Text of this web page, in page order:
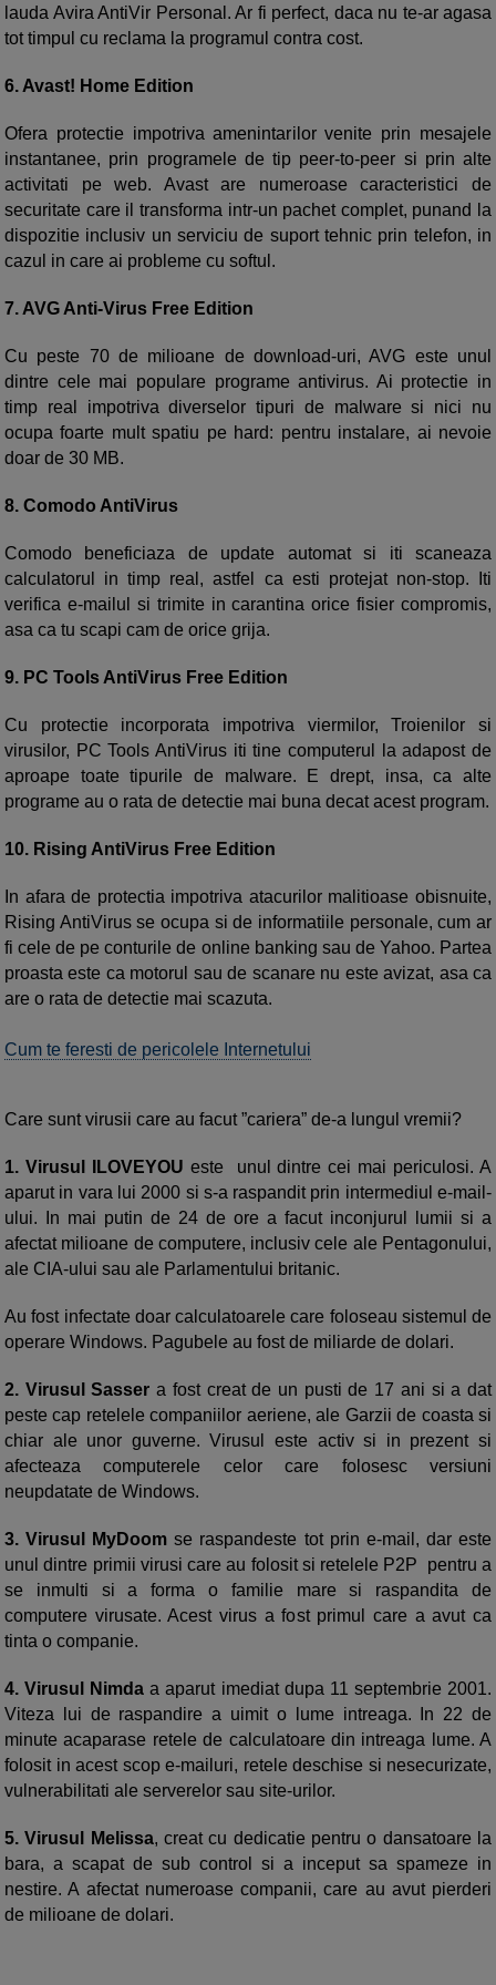
lauda Avira AntiVir Personal. Ar fi perfect, daca nu te-ar agasa
tot timpul cu reclama la programul contra cost.
6. Avast! Home Edition
Ofera protectie impotriva amenintarilor venite prin mesajele
instantanee, prin programele de tip peer-to-peer si prin alte
activitati pe web. Avast are numeroase caracteristici de
securitate care il transforma intr-un pachet complet, punand la
dispozitie inclusiv un serviciu de suport tehnic prin telefon, in
cazul in care ai probleme cu softul.
7. AVG Anti-Virus Free Edition
Cu peste 70 de milioane de download-uri, AVG este unul
dintre cele mai populare programe antivirus. Ai protectie in
timp real impotriva diverselor tipuri de malware si nici nu
ocupa foarte mult spatiu pe hard: pentru instalare, ai nevoie
doar de 30 MB.
8. Comodo AntiVirus
Comodo beneficiaza de update automat si iti scaneaza
calculatorul in timp real, astfel ca esti protejat non-stop. Iti
verifica e-mailul si trimite in carantina orice fisier compromis,
asa ca tu scapi cam de orice grija.
9. PC Tools AntiVirus Free Edition
Cu protectie incorporata impotriva viermilor, Troienilor si
virusilor, PC Tools AntiVirus iti tine computerul la adapost de
aproape toate tipurile de malware. E drept, insa, ca alte
programe au o rata de detectie mai buna decat acest program.
10. Rising AntiVirus Free Edition
In afara de protectia impotriva atacurilor malitioase obisnuite,
Rising AntiVirus se ocupa si de informatiile personale, cum ar
fi cele de pe conturile de online banking sau de Yahoo. Partea
proasta este ca motorul sau de scanare nu este avizat, asa ca
are o rata de detectie mai scazuta.
Cum te feresti de pericolele Internetului
Care sunt virusii care au facut ”cariera” de-a lungul vremii?
1. Virusul ILOVEYOU este unul dintre cei mai periculosi. A
aparut in vara lui 2000 si s-a raspandit prin intermediul e-mail-
ului. In mai putin de 24 de ore a facut inconjurul lumii si a
afectat milioane de computere, inclusiv cele ale Pentagonului,
ale CIA-ului sau ale Parlamentului britanic.
Au fost infectate doar calculatoarele care foloseau sistemul de
operare Windows. Pagubele au fost de miliarde de dolari.
2. Virusul Sasser a fost creat de un pusti de 17 ani si a dat
peste cap retelele companiilor aeriene, ale Garzii de coasta si
chiar ale unor guverne. Virusul este activ si in prezent si
afecteaza computerele celor care folosesc versiuni
neupdatate de Windows.
3. Virusul MyDoom se raspandeste tot prin e-mail, dar este
unul dintre primii virusi care au folosit si retelele P2P pentru a
se inmulti si a forma o familie mare si raspandita de
computere virusate. Acest virus a fost primul care a avut ca
tinta o companie.
4. Virusul Nimdaa aparut imediat dupa 11 septembrie 2001.
Viteza lui de raspandire a uimit o lume intreaga. In 22 de
minute acaparase retele de calculatoare din intreaga lume. A
folosit in acest scop e-mailuri, retele deschise si nesecurizate,
vulnerabilitati ale serverelor sau site-urilor.
5. Virusul Melissa, creat cu dedicatie pentru o dansatoare la
bara, a scapat de sub control si a inceput sa spameze in
nestire. A afectat numeroase companii, care au avut pierderi
de milioane de dolari.